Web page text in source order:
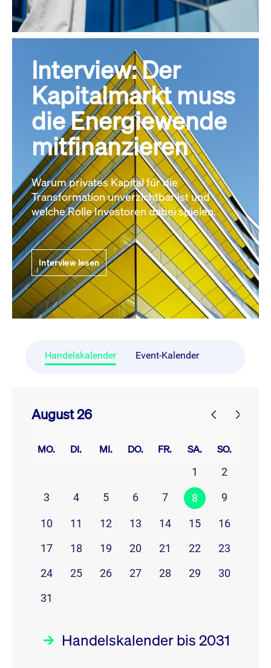
Interview: Der
Kapitalmarkt muss
die Energiewende
mitfinanzieren
Warum privates Kapital für die
Transformation unverzichtbar ist und
welche Rolle Investoren dabei spielen.
Interview lesen
Handelskalender Event-Kalender
August 26
MO. DI. MI. DO. FR. SA. SO.
1
2
3
4 5 6 7 8 9
10 11 12 13 14 15
16
17
18 19 20 21 22
23
24
25 26 27 28 29
30
31
Handelskalender bis 2031